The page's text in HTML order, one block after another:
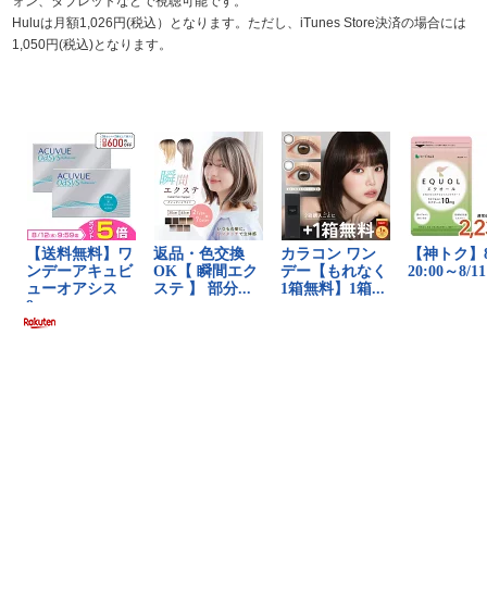
Huluは月額1,026円(税込）となります。ただし、iTunes Store決済の場合には
1,050円(税込)となります。